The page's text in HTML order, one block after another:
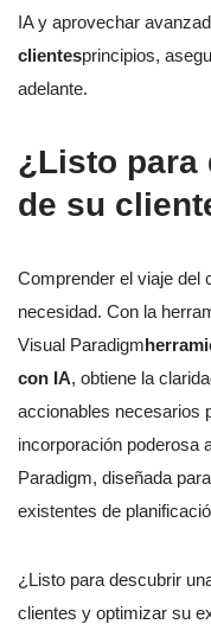
IA y aprovechar
clientesprincipios,
adelante.
¿Listo para
de su
Comprender el viaje del
necesidad. Con la
Visual Paradigm
con IA, obtiene la
accionables necesarios
incorporación poderosa
Paradigm, diseñada
existentes de
¿Listo para descubrir
clientes y optimizar su